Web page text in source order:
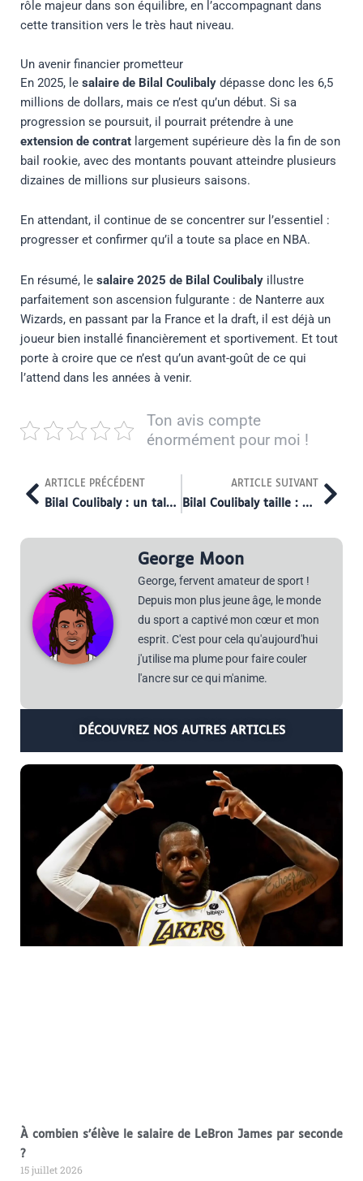
rôle majeur dans son équilibre, en l’accompagnant dans
cette transition vers le très haut niveau.
Un avenir financier prometteur
En 2025, le salaire de Bilal Coulibalydépasse donc les 6,5
millions de dollars, mais ce n’est qu’un début. Si sa
progression se poursuit, il pourrait prétendre à une
extension de contratlargement supérieure dès la fin de son
bail rookie, avec des montants pouvant atteindre plusieurs
dizaines de millions sur plusieurs saisons.
En attendant, il continue de se concentrer sur l’essentiel :
progresser et confirmer qu’il a toute sa place en NBA.
En résumé, le salaire 2025 de Bilal Coulibalyillustre
parfaitement son ascension fulgurante : de Nanterre aux
Wizards, en passant par la France et la draft, il est déjà un
joueur bien installé financièrement et sportivement. Et tout
porte à croire que ce n’est qu’un avant-goût de ce qui
l’attend dans les années à venir.
Ton avis compte
énormément pour moi !
ARTICLE PRÉCÉDENT
Bilal Coulibaly : un talent français qui s’impose en NBA
ARTICLE SUIVANT
Bilal Coulibaly taille : un atout majeur dans son jeu
George Moon
George, fervent amateur de sport !
Depuis mon plus jeune âge, le monde
du sport a captivé mon cœur et mon
esprit. C'est pour cela qu'aujourd'hui
j'utilise ma plume pour faire couler
l'ancre sur ce qui m'anime.
DÉCOUVREZ NOS AUTRES ARTICLES
À combien s’élève le salaire de LeBron James par seconde
?
15 juillet 2026